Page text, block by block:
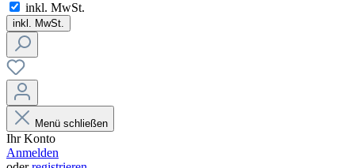
inkl. MwSt.
inkl. MwSt.
Menü schließen
Ihr Konto
Anmelden